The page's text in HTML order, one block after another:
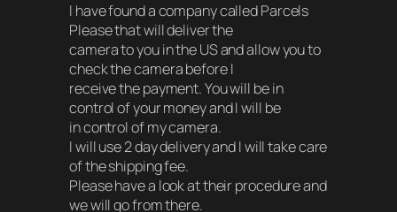
I have found a company called Parcels
Please that will deliver the
camera to you in the US and allow you to
check the camera before I
receive the payment. You will be in
control of your money and I will be
in control of my camera.
I will use 2 day delivery and I will take care
of the shipping fee.
Please have a look at their procedure and
we will go from there.